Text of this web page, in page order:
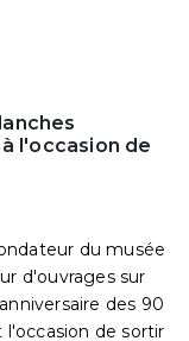
l'occasion de
du musée
d'ouvrages sur
des 90
de sortir